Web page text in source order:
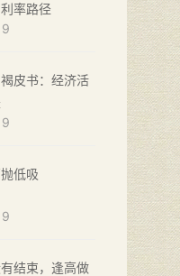
率路径
褐皮书：经济活
低吸
结束，逢高做